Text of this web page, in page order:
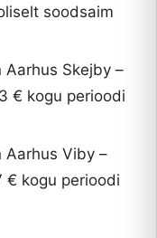
soodsaim
Aarhus Skejby –
€ kogu perioodi
Aarhus Viby –
€ kogu perioodi